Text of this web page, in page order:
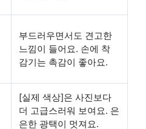
부드러우면서도 견고한
느낌이 들어요. 손에 착
감기는 촉감이 좋아요.
[실제 색상]은 사진보다
더 고급스러워 보여요. 은
은한 광택이 멋져요.